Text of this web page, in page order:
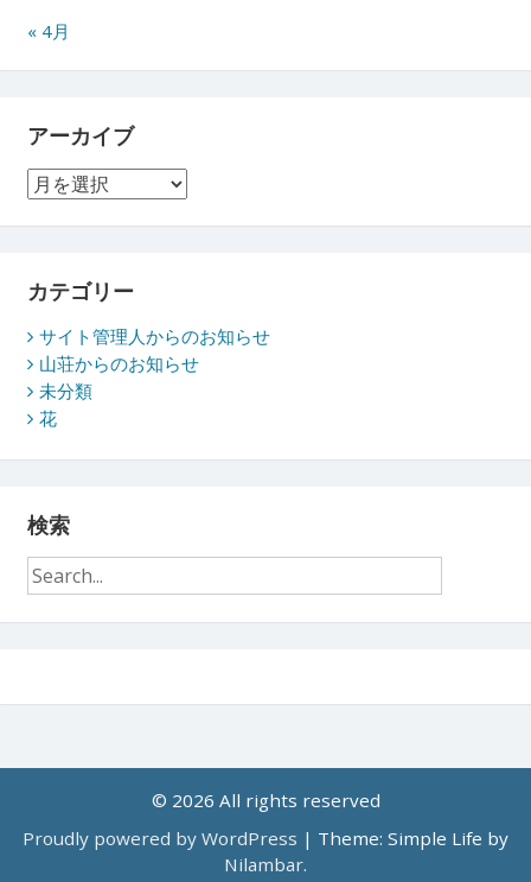
« 4月
アーカイブ
ア
ー
カ
ブ
カテゴリー
サイト管理人からのお知らせ
山荘からのお知らせ
未分類
花
検索
© 2026 All rights reserved
Proudly powered by WordPress | Theme: Simple Life by
Nilambar.